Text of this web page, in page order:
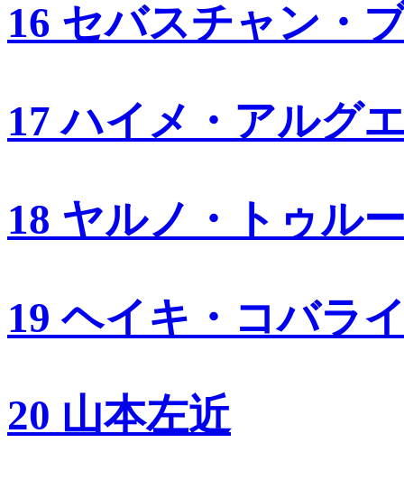
16 セバスチャン・
17 ハイメ・アルグ
18 ヤルノ・トゥル
19 ヘイキ・コバラ
20 山本左近